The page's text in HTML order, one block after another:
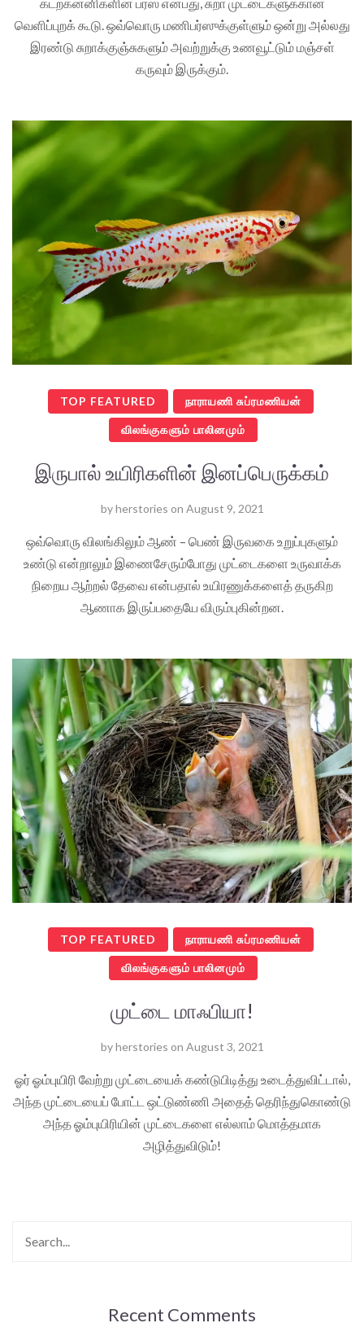
வெளிப்புறக் கூடு. ஒவ்வொரு மணிபர்ஸுக்குள்ளும் ஒன்று அல்லது
இரண்டு சுறாக்குஞ்சுகளும் அவற்றுக்கு உணவூட்டும் மஞ்சள்
கருவும் இருக்கும்.
TOP FEATURED நாராயணி சுப்ரமணியன்
விலங்குகளும் பாலினமும்
இருபால் உயிரிகளின் இனப்பெருக்கம்
byherstories on August 9, 2021
ஒவ்வொரு விலங்கிலும் ஆண் – பெண் இருவகை உறுப்புகளும்
உண்டு என்றாலும் இணைசேரும்போது முட்டைகளை உருவாக்க
நிறைய ஆற்றல் தேவை என்பதால் உயிரணுக்களைத் தருகிற
ஆணாக இருப்பதையே விரும்புகின்றன.
TOP FEATURED நாராயணி சுப்ரமணியன்
விலங்குகளும் பாலினமும்
முட்டை மாஃபியா!
byherstories on August 3, 2021
ஓர் ஓம்புயிரி வேற்று முட்டையைக் கண்டுபிடித்து உடைத்துவிட்டால்,
அந்த முட்டையைப் போட்ட ஒட்டுண்ணி அதைத் தெரிந்துகொண்டு
அந்த ஓம்புயிரியின் முட்டைகளை எல்லாம் மொத்தமாக
அழித்துவிடும்!
Recent Comments